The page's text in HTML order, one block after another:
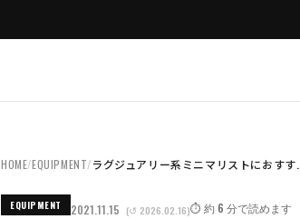
HOME/EQUIPMENT/ラグジュアリー系ミニマリストにおすす
EQUIPMENT 2021.11.15 (↺ 2026.02.16)⏱️ 約 6 分で読めます